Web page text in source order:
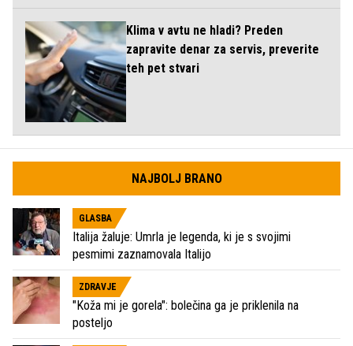
Klima v avtu ne hladi? Preden
zapravite denar za servis, preverite
teh pet stvari
NAJBOLJ BRANO
GLASBA
Italija žaluje: Umrla je legenda, ki je s svojimi
pesmimi zaznamovala Italijo
ZDRAVJE
"Koža mi je gorela": bolečina ga je priklenila na
posteljo